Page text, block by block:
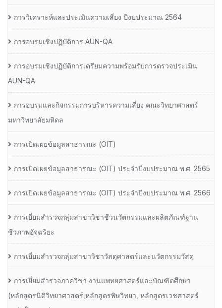
การวิเคราะห์และประเมินความเสี่ยง ปีงบประมาณ 2564
การอบรมเชิงปฏิบัติการ AUN-QA
การอบรมเชิงปฏิบัติการเตรียมความพร้อมรับการตรวจประเมิน
AUN-QA
การอบรมและกิจกรรมการบริหารความเสี่ยง คณะวิทยาศาสตร์
มหาวิทยาลัยมหิดล
การเปิดเผยข้อมูลสาธารณะ (OIT)
การเปิดเผยข้อมูลสาธารณะ (OIT) ประจำปีงบประมาณ พ.ศ. 2565
การเปิดเผยข้อมูลสาธารณะ (OIT) ประจำปีงบประมาณ พ.ศ. 2566
การเยี่ยมสำรวจกลุ่มสาขาวิชาชีวนวัตกรรมและผลิตภัณฑ์ฐาน
ชีวภาพอัจฉริยะ
การเยี่ยมสำรวจกลุ่มสาขาวิชาวัสดุศาสตร์และนวัตกรรมวัสดุ
การเยี่ยมสำรวจภาควิชา งานแพทยศาสตร์และบัณฑิตศึกษา
(หลักสูตรนิติวิทยาศาสตร์,หลักสูตรพิษวิทยา, หลักสูตรเวชศาสตร์